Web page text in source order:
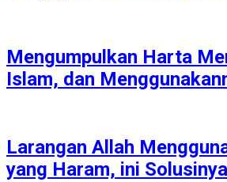
Mengumpulkan Harta
Islam, dan
Larangan Allah
yang Haram, ini Solusinya